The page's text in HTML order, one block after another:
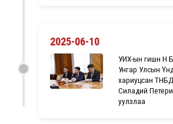
2025-06-10
УИХ-ын гишүүн
Унгар Улсын
хариуцсан
Силадий
уулзлаа